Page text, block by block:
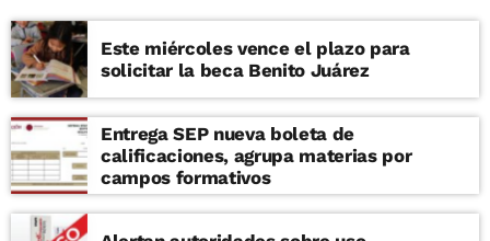
Este miércoles vence el plazo para
solicitar la beca Benito Juárez
Entrega SEP nueva boleta de
calificaciones, agrupa materias por
campos formativos